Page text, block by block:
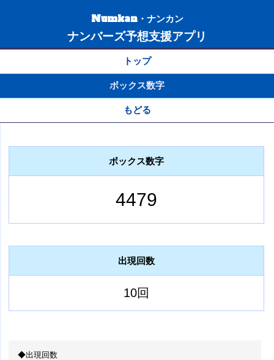
Numkan・ナンカン
ナンバーズ予想支援アプリ
トップ
ボックス数字
もどる
ボックス数字
4479
出現回数
10回
◆出現回数